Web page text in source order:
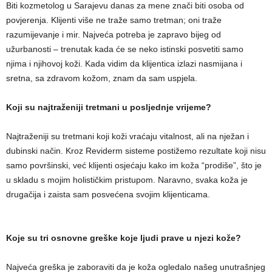
Biti kozmetolog u Sarajevu danas za mene znači biti osoba od
povjerenja. Klijenti više ne traže samo tretman; oni traže
razumijevanje i mir. Najveća potreba je zapravo bijeg od
užurbanosti – trenutak kada će se neko istinski posvetiti samo
njima i njihovoj koži. Kada vidim da klijentica izlazi nasmijana i
sretna, sa zdravom kožom, znam da sam uspjela.
Koji su najtraženiji tretmani u posljednje vrijeme?
Najtraženiji su tretmani koji koži vraćaju vitalnost, ali na nježan i
dubinski način. Kroz Reviderm sisteme postižemo rezultate koji nisu
samo površinski, već klijenti osjećaju kako im koža “prodiše”, što je
u skladu s mojim holističkim pristupom. Naravno, svaka koža je
drugačija i zaista sam posvećena svojim klijenticama.
Koje su tri osnovne greške koje ljudi prave u njezi kože?
Najveća greška je zaboraviti da je koža ogledalo našeg unutrašnjeg